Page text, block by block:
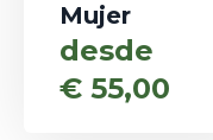
Mujer
desde
€ 55,00